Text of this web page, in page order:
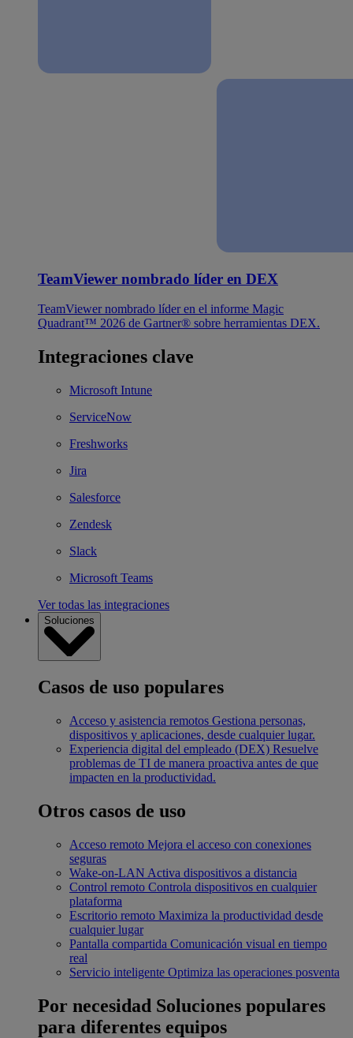
TeamViewer nombrado líder en DEX
TeamViewer nombrado líder en el informe Magic
Quadrant™ 2026 de Gartner® sobre herramientas DEX.
Integraciones clave
Microsoft Intune
ServiceNow
Freshworks
Jira
Salesforce
Zendesk
Slack
Microsoft Teams
Ver todas las integraciones
Soluciones
Casos de uso populares
Acceso y asistencia remotos Gestiona personas,
dispositivos y aplicaciones, desde cualquier lugar.
Experiencia digital del empleado (DEX) Resuelve
problemas de TI de manera proactiva antes de que
impacten en la productividad.
Otros casos de uso
Acceso remoto Mejora el acceso con conexiones
seguras
Wake-on-LAN Activa dispositivos a distancia
Control remoto Controla dispositivos en cualquier
plataforma
Escritorio remoto Maximiza la productividad desde
cualquier lugar
Pantalla compartida Comunicación visual en tiempo
real
Servicio inteligente Optimiza las operaciones posventa
Por necesidad Soluciones populares
para diferentes equipos